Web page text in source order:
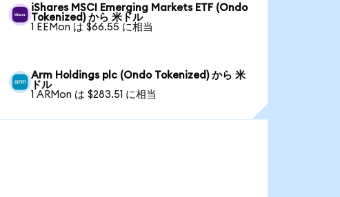
iShares MSCI Emerging Markets ETF (Ondo
Tokenized) から 米ドル
1 EEMon は $66.55 に相当
Arm Holdings plc (Ondo Tokenized) から 米
ドル
1 ARMon は $283.51 に相当